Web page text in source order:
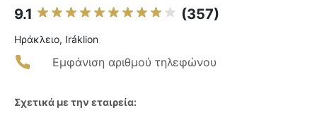
9.1 (357)
Ηράκλειο, Iráklion
Εμφάνιση αριθμού τηλεφώνου
Σχετικά με την εταιρεία: